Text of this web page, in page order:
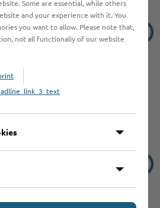
melden?
Some are essential, while others
and your experience with it. You
you want to allow. Please note that,
not all functionaliy of our website